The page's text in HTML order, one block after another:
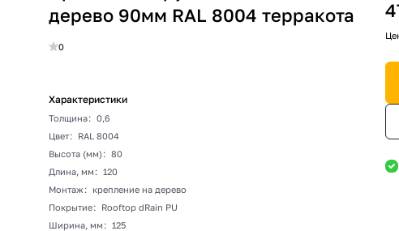
дерево 90мм RAL 8004 терракота
0
Характеристики
Толщина: 0,6
Цвет:
RAL 8004
Высота (мм): 80
Длина, мм : 120
Монтаж :
крепление на дерево
Покрытие:
Rooftop dRain PU
Ширина, мм : 125